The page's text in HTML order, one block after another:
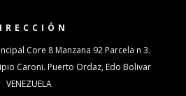
Core 8 Manzana 92 Parcela n 3.
Caroni. Puerto Ordaz, Edo Bolivar
VENEZUELA